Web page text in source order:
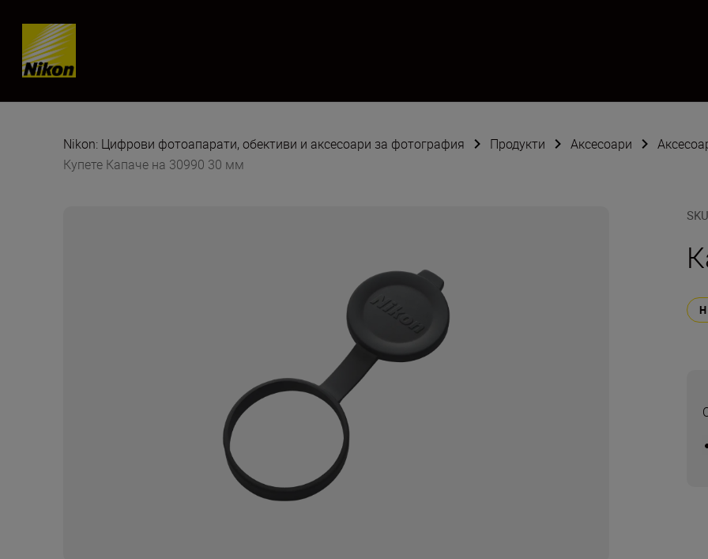
Skip content
Nikon: Цифрови фотоапарати, обективи и аксесоари за фотография Продукти Аксесоари
Купете Капаче на 30990 30 мм
SKU